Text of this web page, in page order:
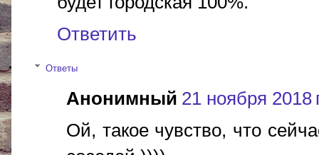
Ответить
Ответы
Анонимный 21 ноября 2018
Ой, такое чувство, что